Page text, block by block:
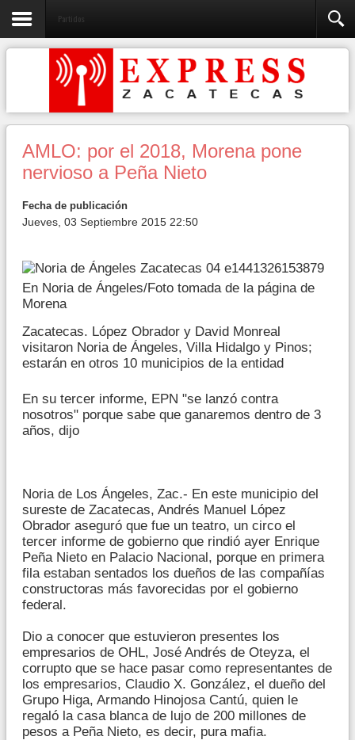
Partidos
AMLO: por el 2018, Morena pone
nervioso a Peña Nieto
Fecha de publicación
Jueves, 03 Septiembre 2015 22:50
En Noria de Ángeles/Foto tomada de la página de
Morena
Zacatecas. López Obrador y David Monreal
visitaron Noria de Ángeles, Villa Hidalgo y Pinos;
estarán en otros 10 municipios de la entidad
En su tercer informe, EPN "se lanzó contra
nosotros" porque sabe que ganaremos dentro de 3
años, dijo
Noria de Los Ángeles, Zac.- En este municipio del
sureste de Zacatecas, Andrés Manuel López
Obrador aseguró que fue un teatro, un circo el
tercer informe de gobierno que rindió ayer Enrique
Peña Nieto en Palacio Nacional, porque en primera
fila estaban sentados los dueños de las compañías
constructoras más favorecidas por el gobierno
federal.
Dio a conocer que estuvieron presentes los
empresarios de OHL, José Andrés de Oteyza, el
corrupto que se hace pasar como representantes de
los empresarios, Claudio X. González, el dueño del
Grupo Higa, Armando Hinojosa Cantú, quien le
regaló la casa blanca de lujo de 200 millones de
pesos a Peña Nieto, es decir, pura mafia.